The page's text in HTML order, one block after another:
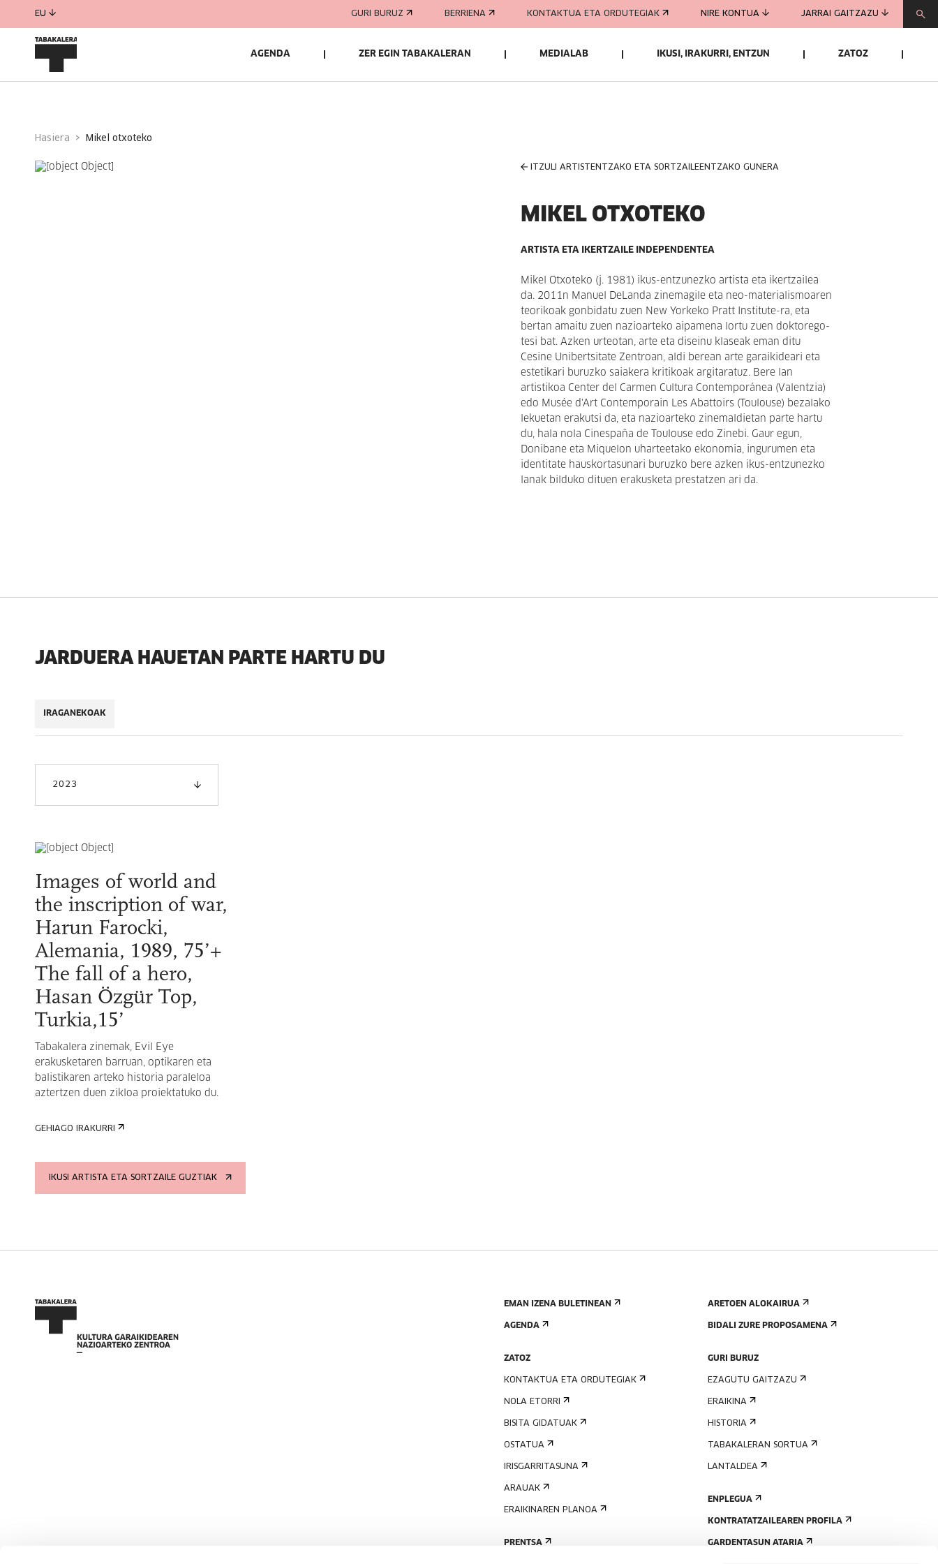
EU GURI BURUZ BERRIENA KONTAKTUA ETA ORDUTEGIAK NIRE KONTUA JARRAI GAITZAZU
AGENDA ZER EGIN TABAKALERAN MEDIALAB IKUSI, IRAKURRI, ENTZUN ZATOZ
Hasiera mikel otxoteko
ITZULI ARTISTENTZAKO ETA SORTZAILEENTZAKO GUNERA
MIKEL OTXOTEKO
ARTISTA ETA IKERTZAILE INDEPENDENTEA
Mikel Otxoteko (j. 1981) ikus-entzunezko artista eta ikertzailea
da. 2011n Manuel DeLanda zinemagile eta neo-materialismoaren
teorikoak gonbidatu zuen New Yorkeko Pratt Institute-ra, eta
bertan amaitu zuen nazioarteko aipamena lortu zuen doktorego-
tesi bat. Azken urteotan, arte eta diseinu klaseak eman ditu
Cesine Unibertsitate Zentroan, aldi berean arte garaikideari eta
estetikari buruzko saiakera kritikoak argitaratuz. Bere lan
artistikoa Center del Carmen Cultura Contemporánea (Valentzia)
edo Musée d'Art Contemporain Les Abattoirs (Toulouse) bezalako
lekuetan erakutsi da, eta nazioarteko zinemaldietan parte hartu
du, hala nola Cinespaña de Toulouse edo Zinebi. Gaur egun,
Donibane eta Miquelon uharteetako ekonomia, ingurumen eta
identitate hauskortasunari buruzko bere azken ikus-entzunezko
lanak bilduko dituen erakusketa prestatzen ari da.
JARDUERA HAUETAN PARTE HARTU DU
IRAGANEKOAK
2023
Images of world and
the inscription of war,
Harun Farocki,
Alemania, 1989, 75’+
The fall of a hero,
Hasan Özgür Top,
Turkia,15’
Tabakalera zinemak, Evil Eye
erakusketaren barruan, optikaren eta
balistikaren arteko historia paraleloa
aztertzen duen zikloa proiektatuko du.
GEHIAGO IRAKURRI
IKUSI ARTISTA ETA SORTZAILE GUZTIAK
EMAN IZENA BULETINEAN
AGENDA
ZATOZ
KONTAKTUA ETA ORDUTEGIAK
NOLA ETORRI
BISITA GIDATUAK
OSTATUA
IRISGARRITASUNA
ARAUAK
ERAIKINAREN PLANOA
PRENTSA
ARETOEN ALOKAIRUA
BIDALI ZURE PROPOSAMENA
GURI BURUZ
EZAGUTU GAITZAZU
ERAIKINA
HISTORIA
TABAKALERAN SORTUA
LANTALDEA
ENPLEGUA
KONTRATATZAILEAREN PROFILA
GARDENTASUN ATARIA